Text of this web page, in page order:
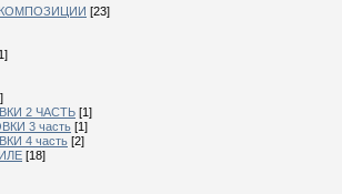
[23]
2 ЧАСТЬ [1]
3 часть [1]
4 часть [2]
[18]